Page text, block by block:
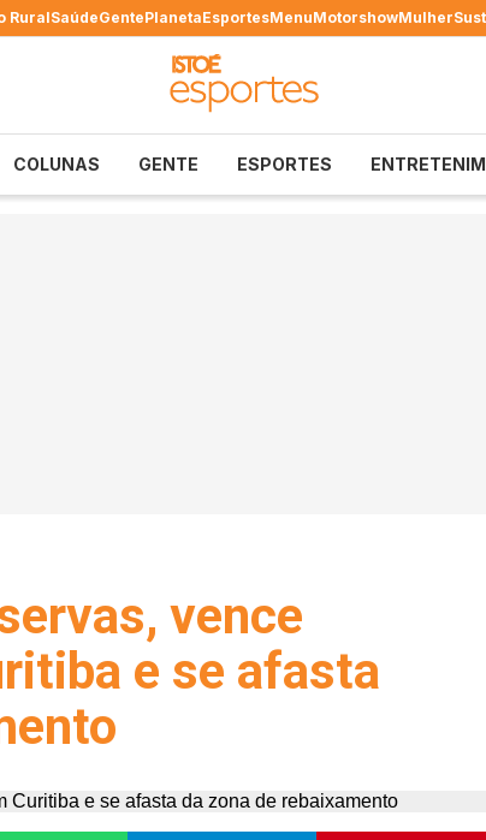
RuralSaúdeGentePlanetaEsportesMenuMotorshowMulher
COLUNAS GENTE ESPORTES
vence
e se afasta